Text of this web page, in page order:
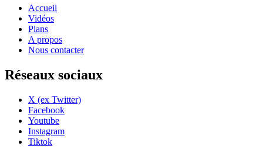
Accueil
Vidéos
Plans
A propos
Nous contacter
Réseaux sociaux
X (ex Twitter)
Facebook
Youtube
Instagram
Tiktok